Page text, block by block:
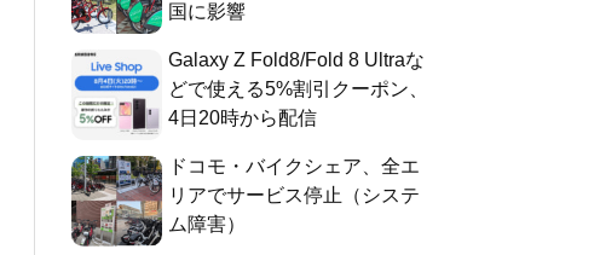
国に影響
Galaxy Z Fold8/Fold 8 Ultraな
どで使える5%割引クーポン、
4日20時から配信
ドコモ・バイクシェア、全エ
リアでサービス停止（システ
ム障害）